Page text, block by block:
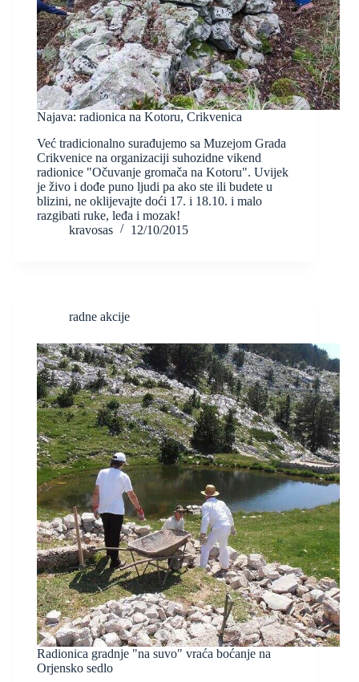
Najava: radionica na Kotoru, Crikvenica
Već tradicionalno surađujemo sa Muzejom Grada
Crikvenice na organizaciji suhozidne vikend
radionice "Očuvanje gromača na Kotoru". Uvijek
je živo i dođe puno ljudi pa ako ste ili budete u
blizini, ne oklijevajte doći 17. i 18.10. i malo
razgibati ruke, leđa i mozak!
kravosas
12/10/2015
radne akcije
Radionica gradnje "na suvo" vraća boćanje na
Orjensko sedlo